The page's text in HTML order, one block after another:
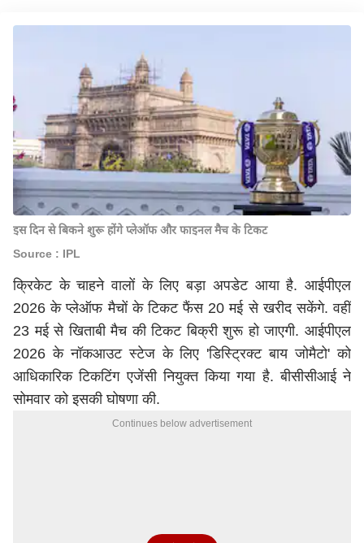
इस दिन से बिकने शुरू होंगे प्लेऑफ और फाइनल मैच के टिकट
Source : IPL
क्रिकेट के चाहने वालों के लिए बड़ा अपडेट आया है. आईपीएल
2026 के प्लेऑफ मैचों के टिकट फैंस 20 मई से खरीद सकेंगे. वहीं
23 मई से खिताबी मैच की टिकट बिक्री शुरू हो जाएगी. आईपीएल
2026 के नॉकआउट स्टेज के लिए 'डिस्ट्रिक्ट बाय जोमैटो' को
आधिकारिक टिकटिंग एजेंसी नियुक्त किया गया है. बीसीसीआई ने
सोमवार को इसकी घोषणा की.
Continues below advertisement